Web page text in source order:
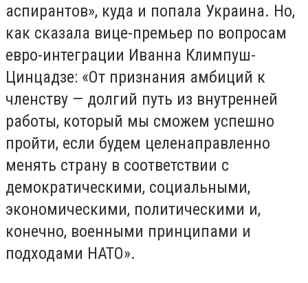
аспирантов», куда и попала Украина. Но,
как сказала вице-премьер по вопросам
евро-интеграции Иванна Климпуш-
Цинцадзе: «От признания амбиций к
членству — долгий путь из внутренней
работы, который мы сможем успешно
пройти, если будем целенаправленно
менять страну в соответствии с
демократическими, социальными,
экономическими, политическими и,
конечно, военными принципами и
подходами НАТО».